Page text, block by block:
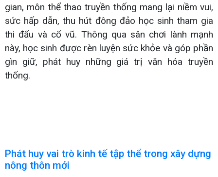
gian, môn thể thao truyền thống mang lại niềm vui,
sức hấp dẫn, thu hút đông đảo học sinh tham gia
thi đấu và cổ vũ. Thông qua sân chơi lành mạnh
này, học sinh được rèn luyện sức khỏe và góp phần
gìn giữ, phát huy những giá trị văn hóa truyền
thống.
Phát huy vai trò kinh tế tập thể trong xây dựng
nông thôn mới